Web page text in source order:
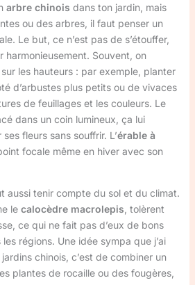
arbre chinois dans ton jardin, mais
ou des arbres, il faut penser un
Le but, ce n’est pas de s’étouffer,
harmonieusement. Souvent, on
les hauteurs : par exemple, planter
d’arbustes plus petits ou de vivaces
de feuillages et les couleurs. Le
dans un coin lumineux, ça lui
fleurs sans souffrir. L’érable à
focale même en hiver avec son
aussi tenir compte du sol et du climat.
le calocèdre macrolepis , tolèrent
ce qui ne fait pas d’eux de bons
régions. Une idée sympa que j’ai
chinois, c’est de combiner un
plantes de rocaille ou des fougères,